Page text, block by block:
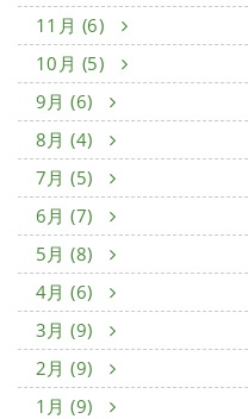
11月 (6)
10月 (5)
9月 (6)
8月 (4)
7月 (5)
6月 (7)
5月 (8)
4月 (6)
3月 (9)
2月 (9)
1月 (9)